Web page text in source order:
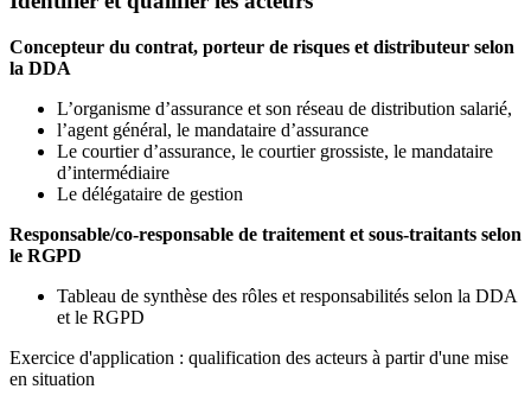
Concepteur du contrat, porteur de risques et distributeur selon
la DDA
L’organisme d’assurance et son réseau de distribution salarié,
l’agent général, le mandataire d’assurance
Le courtier d’assurance, le courtier grossiste, le mandataire
d’intermédiaire
Le délégataire de gestion
Responsable/co-responsable de traitement et sous-traitants selon
le RGPD
Tableau de synthèse des rôles et responsabilités selon la DDA
et le RGPD
Exercice d'application : qualification des acteurs à partir d'une mise
en situation